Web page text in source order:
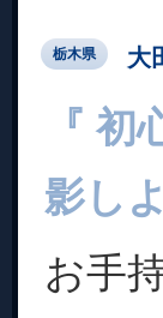
栃木県 大
『
影し
お手